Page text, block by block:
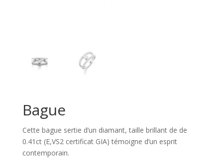
Bague
Cette bague sertie d’un diamant, taille brillant de de
0.41ct (E,VS2 certificat GIA) témoigne d’un esprit
contemporain.